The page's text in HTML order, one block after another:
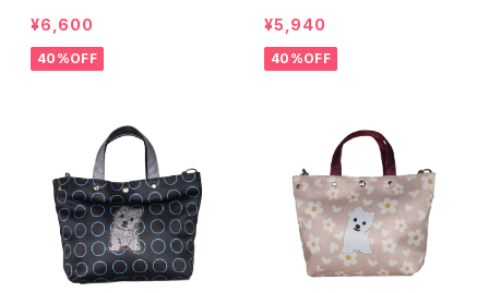
¥6,600
40%OFF
¥5,940
40%OFF